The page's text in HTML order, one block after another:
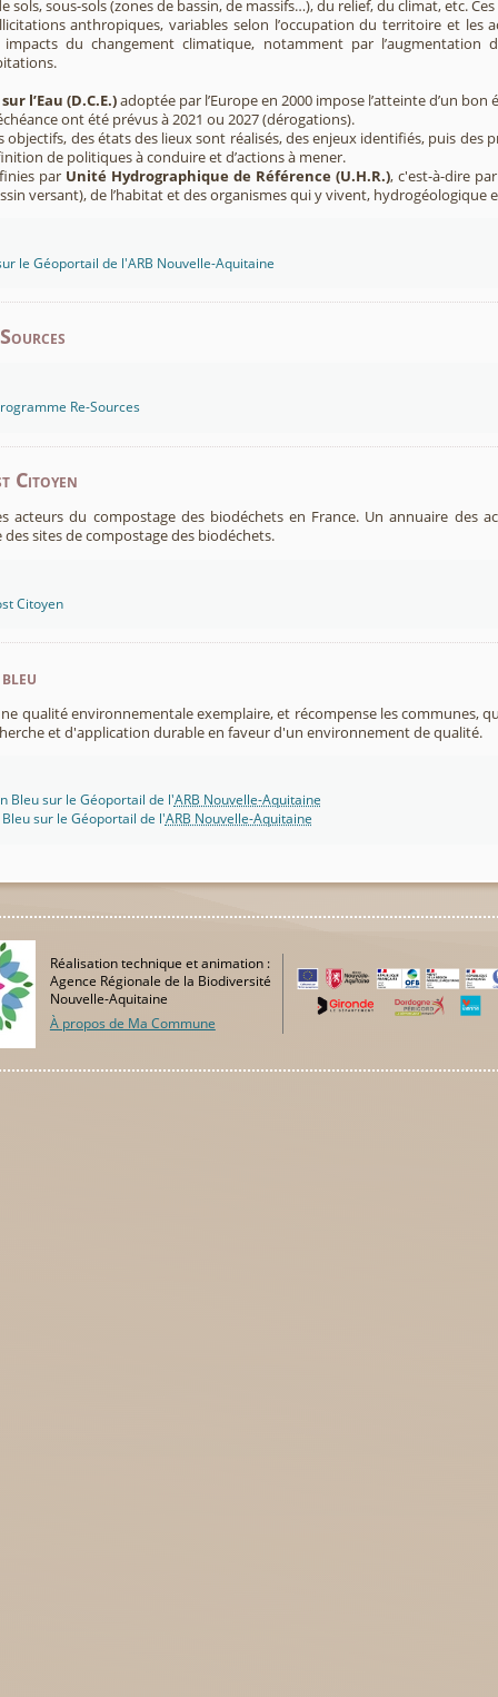
sols, sous-sols (zones de bassin, de massifs…), du relief, du climat, etc.
anthropiques, variables selon l’occupation du territoire et les
impacts du changement climatique, notamment par l’augmentation
l’Eau (D.C.E.)adoptée par l’Europe en 2000 impose l’atteinte d’un
ont été prévus à 2021 ou 2027 (dérogations).
objectifs, des états des lieux sont réalisés, des enjeux identifiés, puis des
de politiques à conduire et d’actions à mener.
par Unité Hydrographique de Référence (U.H.R.), c'est-à-dire
versant), de l’habitat et des organismes qui y vivent, hydrogéologique
le Géoportail de l'ARB Nouvelle-Aquitaine
Re-Sources
Citoyen
acteurs du compostage des biodéchets en France. Un annuaire des
sites de compostage des biodéchets.
Citoyen
qualité environnementale exemplaire, et récompense les communes,
et d'application durable en faveur d'un environnement de qualité.
Bleu sur le Géoportail de l'ARB Nouvelle-Aquitaine
sur le Géoportail de l'ARB Nouvelle-Aquitaine
Réalisation technique et animation :
Agence Régionale de la Biodiversité
Nouvelle-Aquitaine
À propos de Ma Commune